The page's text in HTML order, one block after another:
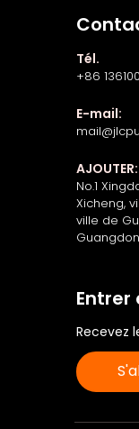
Tél.
+86
E-mail:
AJOUTER:
No.1
Xicheng,
ville de
Recevez